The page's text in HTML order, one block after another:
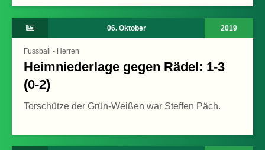
06. Oktober 2019
Fussball - Herren
Heimniederlage gegen Rädel: 1-3
(0-2)
Torschütze der Grün-Weißen war Steffen Päch.